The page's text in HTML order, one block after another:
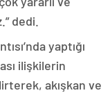
dedi.
yaptığı
ilişkilerin
akışkan ve